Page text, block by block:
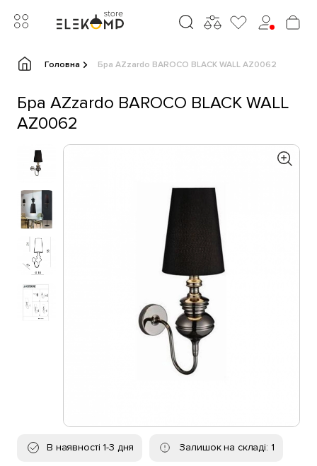
Головна Бра AZzardo BAROCO BLACK WALL AZ0062
Бра AZzardo BAROCO BLACK WALL
AZ0062
В наявності 1-3 дня Залишок на складі: 1